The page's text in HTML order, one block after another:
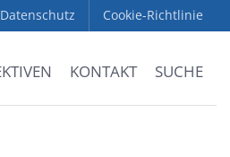
Datenschutz Cookie-Richtlinie
KONTAKT SUCHE